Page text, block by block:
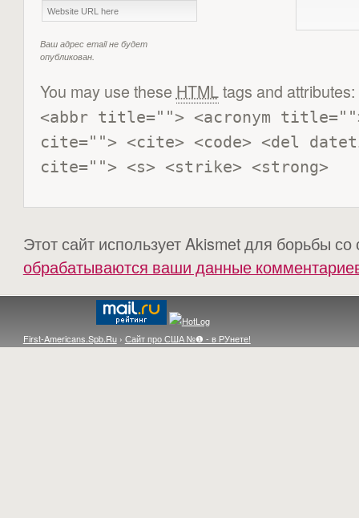
Ваш адрес email не будет
опубликован.
You may use these HTMLtags and attributes:
<abbr title=""> <acronym
cite=""> <cite> <code> <del
cite=""> <s> <strike> <strong>
Этот сайт использует Akismet для борьбы
обрабатываются ваши данные
First-Americans.Spb.Ru› Сайт про США №❶ - в РУнете!